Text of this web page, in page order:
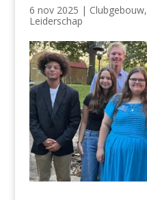
6 nov 2025 | Clubgebouw,
Leiderschap